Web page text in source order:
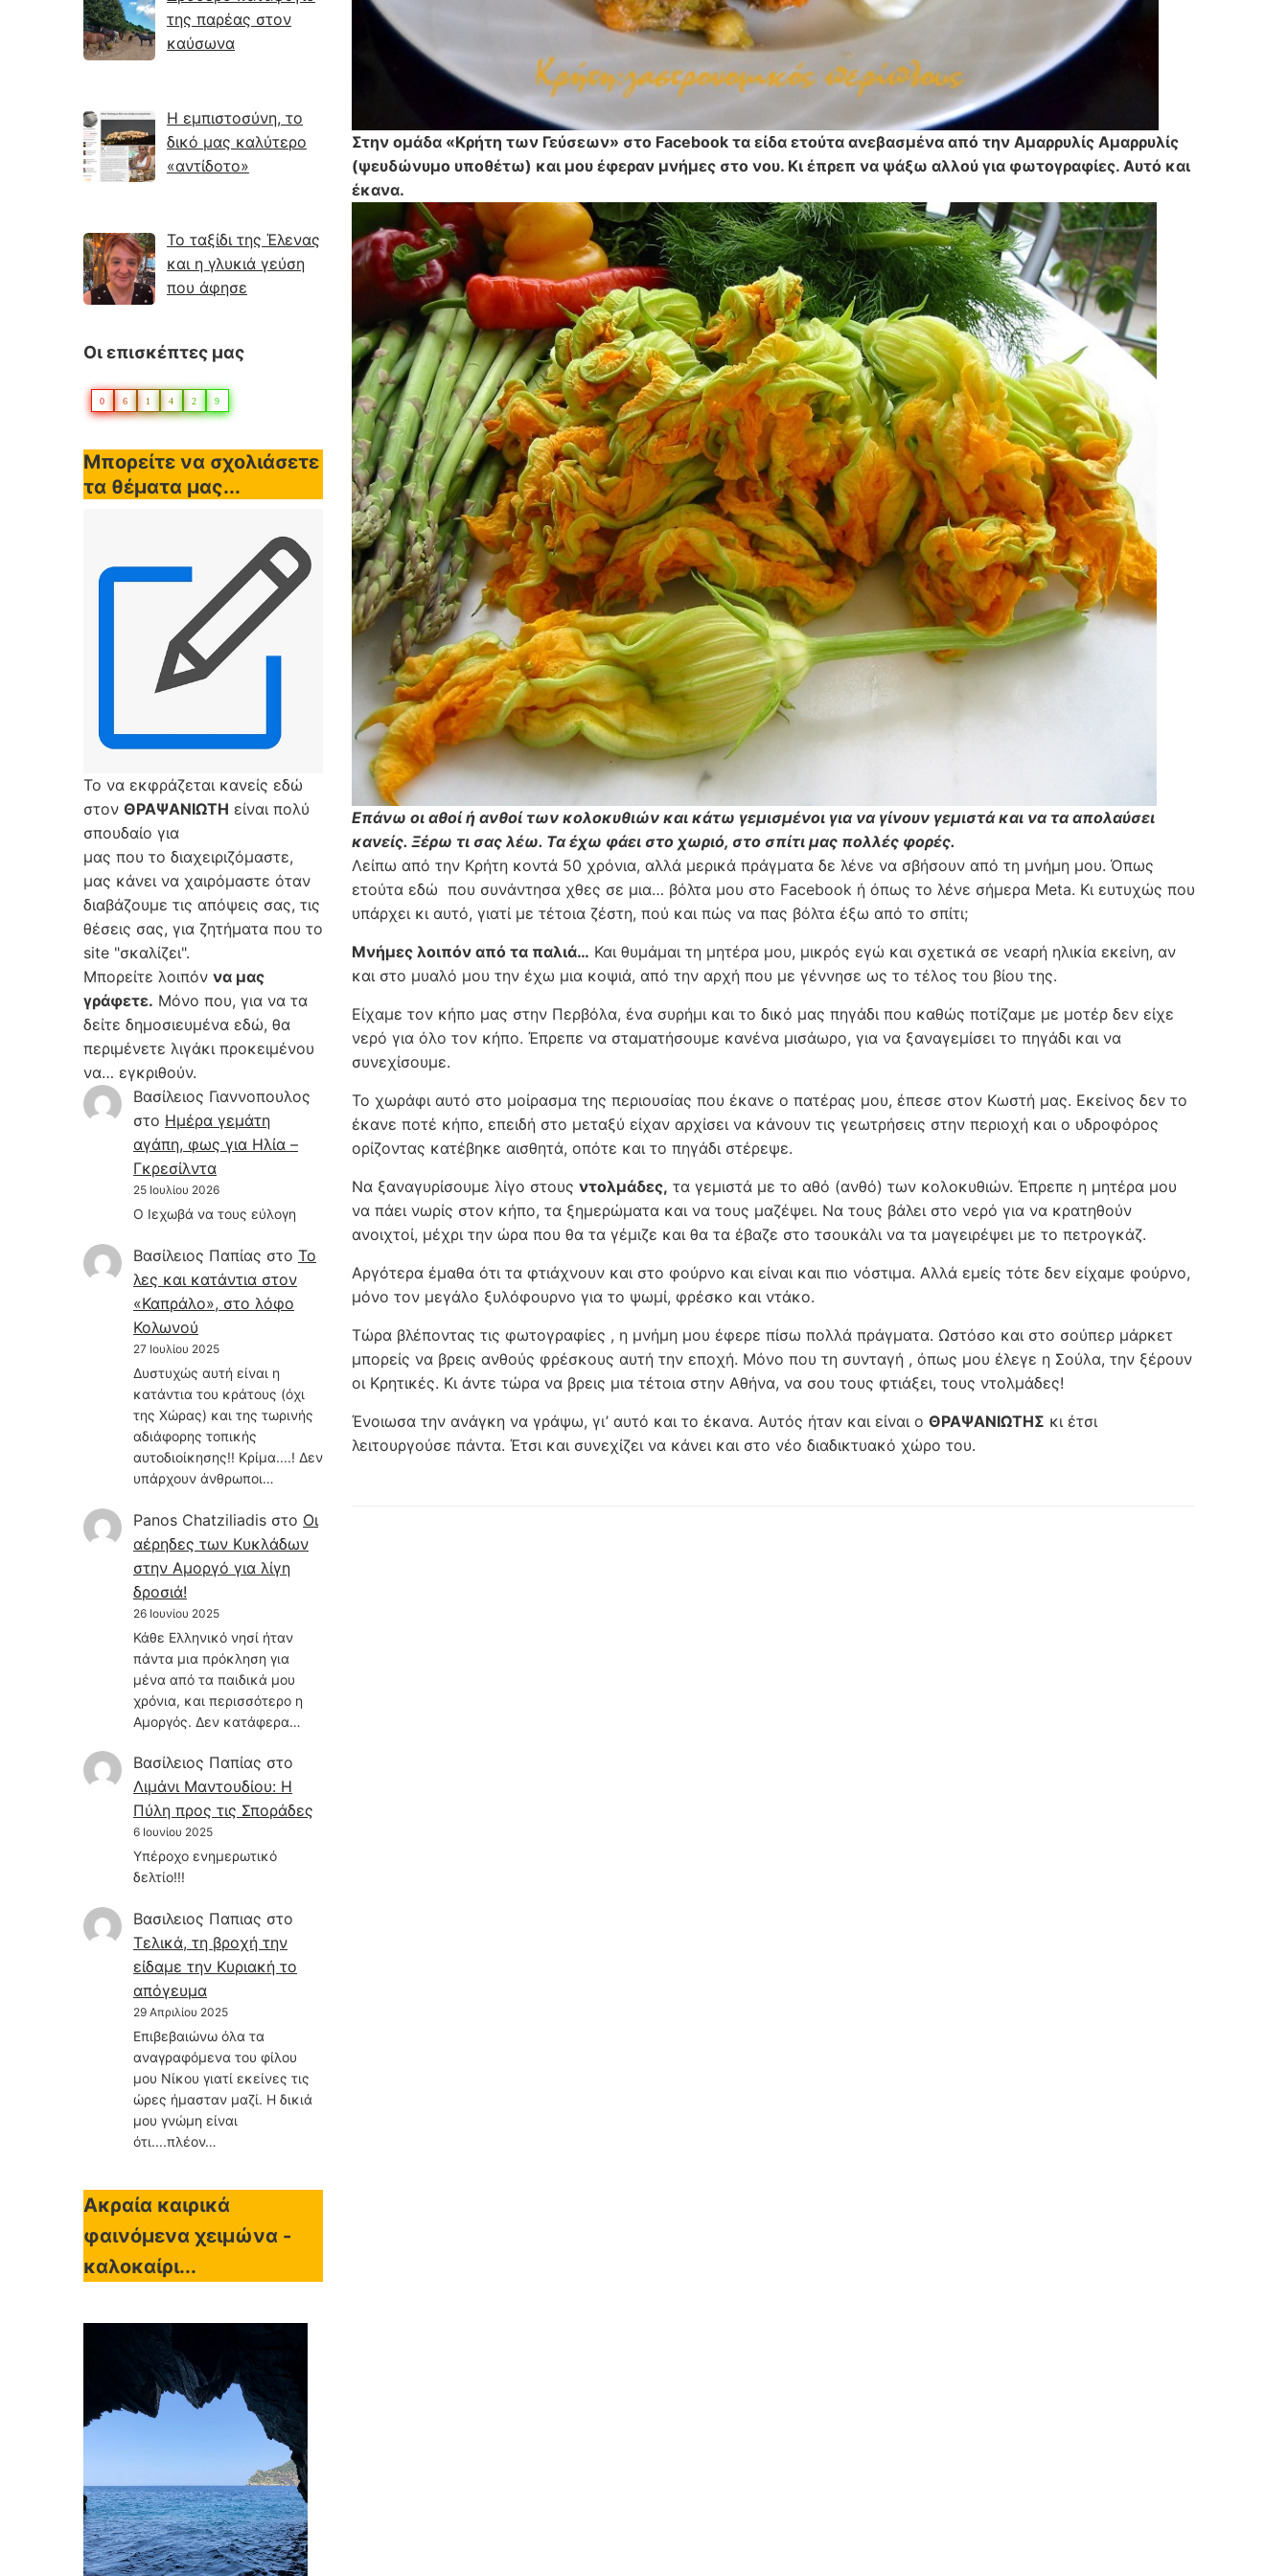
της παρέας στον
καύσωνα
Η εμπιστοσύνη, το
δικό μας καλύτερο
«αντίδοτο»
Το ταξίδι της Έλενας
και η γλυκιά γεύση
που άφησε
Οι επισκέπτες μας
0 6 1 4 2 9
Μπορείτε να σχολιάσετε
τα θέματα μας...
Το να εκφράζεται κανείς εδώ
στον ΘΡΑΨΑΝΙΩΤΗ είναι πολύ
σπουδαίο για
μας που το διαχειριζόμαστε,
μας κάνει να χαιρόμαστε όταν
διαβάζουμε τις απόψεις σας, τις
θέσεις σας, για ζητήματα που το
site "σκαλίζει".
Μπορείτε λοιπόν να μας
γράφετε. Μόνο που, για να τα
δείτε δημοσιευμένα εδώ, θα
περιμένετε λιγάκι προκειμένου
να… εγκριθούν.
Βασίλειος Γιαννοπουλος
στο Hμέρα γεμάτη
αγάπη, φως για Ηλία –
Γκρεσίλντα
25 Ιουλίου 2026
Ο Ιεχωβά να τους εύλογη
Βασίλειος Παπίας στο Το
λες και κατάντια στον
«Καπράλο», στο λόφο
Κολωνού
27 Ιουλίου 2025
Δυστυχώς αυτή είναι η
κατάντια του κράτους (όχι
της Χώρας) και της τωρινής
αδιάφορης τοπικής
αυτοδιοίκησης!! Κρίμα....! Δεν
υπάρχουν άνθρωποι…
Panos Chatziliadis στο Οι
αέρηδες των Κυκλάδων
στην Αμοργό για λίγη
δροσιά!
26 Ιουνίου 2025
Κάθε Ελληνικό νησί ήταν
πάντα μια πρόκληση για
μένα από τα παιδικά μου
χρόνια, και περισσότερο η
Αμοργός. Δεν κατάφερα…
Βασίλειος Παπίας στο
Λιμάνι Μαντουδίου: Η
Πύλη προς τις Σποράδες
6 Ιουνίου 2025
Υπέροχο ενημερωτικό
δελτίο!!!
Βασιλειος Παπιας στο
Τελικά, τη βροχή την
είδαμε την Κυριακή το
απόγευμα
29 Απριλίου 2025
Επιβεβαιώνω όλα τα
αναγραφόμενα του φίλου
μου Νίκου γιατί εκείνες τις
ώρες ήμασταν μαζί. Η δικιά
μου γνώμη είναι
ότι....πλέον…
Ακραία καιρικά
φαινόμενα χειμώνα -
καλοκαίρι...
Στην ομάδα «Κρήτη των Γεύσεων» στο Facebook τα είδα ετούτα ανεβασμένα από την Αμαρρυλίς Αμαρρυλίς
(ψευδώνυμο υποθέτω) και μου έφεραν μνήμες στο νου. Κι έπρεπ να ψάξω αλλού για φωτογραφίες. Αυτό και
έκανα.
Επάνω οι αθοί ή ανθοί των κολοκυθιών και κάτω γεμισμένοι για να γίνουν γεμιστά και να τα απολαύσει
κανείς. Ξέρω τι σας λέω. Τα έχω φάει στο χωριό, στο σπίτι μας πολλές φορές.
Λείπω από την Κρήτη κοντά 50 χρόνια, αλλά μερικά πράγματα δε λένε να σβήσουν από τη μνήμη μου. Όπως
ετούτα εδώ που συνάντησα χθες σε μια… βόλτα μου στο Facebook ή όπως το λένε σήμερα Meta. Κι ευτυχώς που
υπάρχει κι αυτό, γιατί με τέτοια ζέστη, πού και πώς να πας βόλτα έξω από το σπίτι;
Μνήμες λοιπόν από τα παλιά… Και θυμάμαι τη μητέρα μου, μικρός εγώ και σχετικά σε νεαρή ηλικία εκείνη, αν
και στο μυαλό μου την έχω μια κοψιά, από την αρχή που με γέννησε ως το τέλος του βίου της.
Είχαμε τον κήπο μας στην Περβόλα, ένα συρήμι και το δικό μας πηγάδι που καθώς ποτίζαμε με μοτέρ δεν είχε
νερό για όλο τον κήπο. Έπρεπε να σταματήσουμε κανένα μισάωρο, για να ξαναγεμίσει το πηγάδι και να
συνεχίσουμε.
Το χωράφι αυτό στο μοίρασμα της περιουσίας που έκανε ο πατέρας μου, έπεσε στον Κωστή μας. Εκείνος δεν το
έκανε ποτέ κήπο, επειδή στο μεταξύ είχαν αρχίσει να κάνουν τις γεωτρήσεις στην περιοχή και ο υδροφόρος
ορίζοντας κατέβηκε αισθητά, οπότε και το πηγάδι στέρεψε.
Να ξαναγυρίσουμε λίγο στους ντολμάδες, τα γεμιστά με το αθό (ανθό) των κολοκυθιών. Έπρεπε η μητέρα μου
να πάει νωρίς στον κήπο, τα ξημερώματα και να τους μαζέψει. Να τους βάλει στο νερό για να κρατηθούν
ανοιχτοί, μέχρι την ώρα που θα τα γέμιζε και θα τα έβαζε στο τσουκάλι να τα μαγειρέψει με το πετρογκάζ.
Αργότερα έμαθα ότι τα φτιάχνουν και στο φούρνο και είναι και πιο νόστιμα. Αλλά εμείς τότε δεν είχαμε φούρνο,
μόνο τον μεγάλο ξυλόφουρνο για το ψωμί, φρέσκο και ντάκο.
Τώρα βλέποντας τις φωτογραφίες , η μνήμη μου έφερε πίσω πολλά πράγματα. Ωστόσο και στο σούπερ μάρκετ
μπορείς να βρεις ανθούς φρέσκους αυτή την εποχή. Μόνο που τη συνταγή , όπως μου έλεγε η Σούλα, την ξέρουν
οι Κρητικές. Κι άντε τώρα να βρεις μια τέτοια στην Αθήνα, να σου τους φτιάξει, τους ντολμάδες!
Ένοιωσα την ανάγκη να γράψω, γι’ αυτό και το έκανα. Αυτός ήταν και είναι ο ΘΡΑΨΑΝΙΩΤΗΣ κι έτσι
λειτουργούσε πάντα. Έτσι και συνεχίζει να κάνει και στο νέο διαδικτυακό χώρο του.